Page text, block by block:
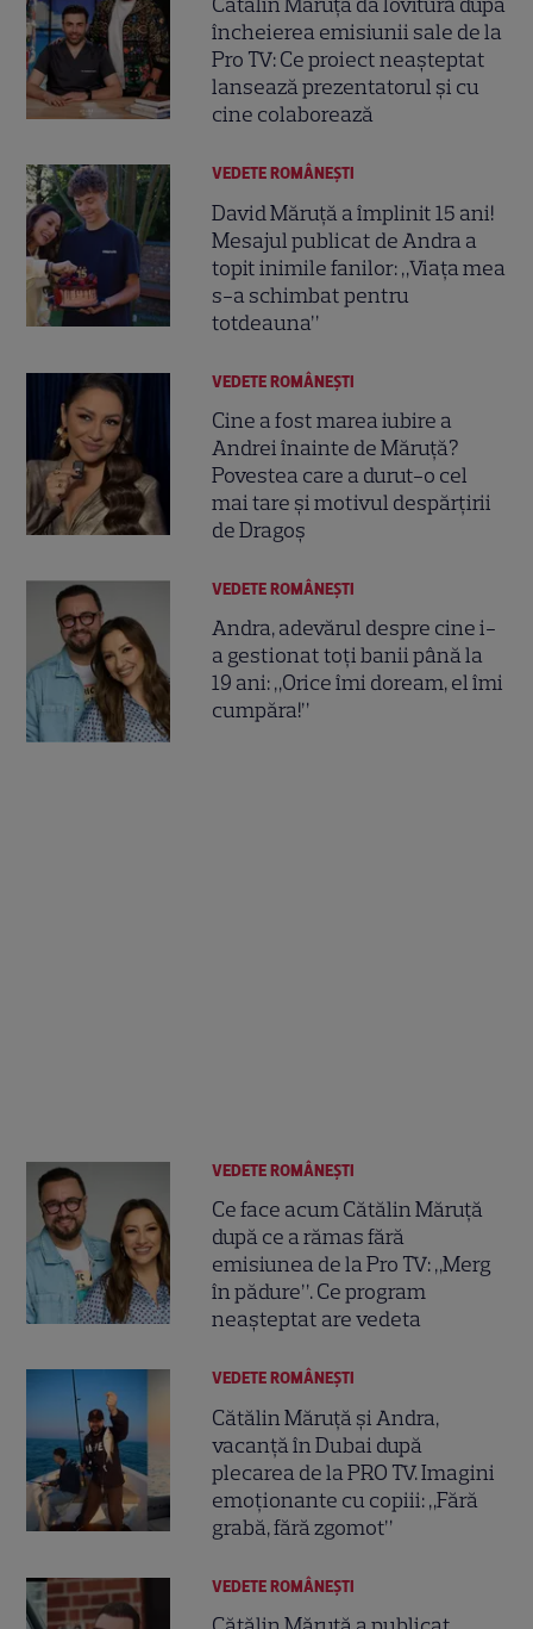
Cătălin Măruță dă lovitura după
încheierea emisiunii sale de la
Pro TV: Ce proiect neașteptat
lansează prezentatorul și cu
cine colaborează
VEDETE ROMÂNEŞTI
David Măruță a împlinit 15 ani!
Mesajul publicat de Andra a
topit inimile fanilor: „Viața mea
s-a schimbat pentru
totdeauna”
VEDETE ROMÂNEŞTI
Cine a fost marea iubire a
Andrei înainte de Măruță?
Povestea care a durut-o cel
mai tare și motivul despărțirii
de Dragoș
VEDETE ROMÂNEŞTI
Andra, adevărul despre cine i-
a gestionat toți banii până la
19 ani: „Orice îmi doream, el îmi
cumpăra!”
VEDETE ROMÂNEŞTI
Ce face acum Cătălin Măruță
după ce a rămas fără
emisiunea de la Pro TV: „Merg
în pădure”. Ce program
neașteptat are vedeta
VEDETE ROMÂNEŞTI
Cătălin Măruță și Andra,
vacanță în Dubai după
plecarea de la PRO TV. Imagini
emoționante cu copiii: „Fără
grabă, fără zgomot”
VEDETE ROMÂNEŞTI